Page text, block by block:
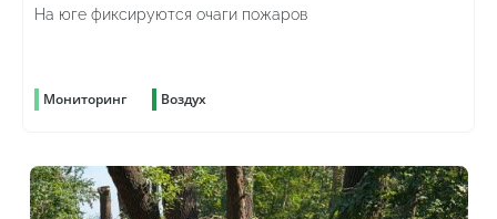
На юге фиксируются очаги пожаров
Мониторинг Воздух